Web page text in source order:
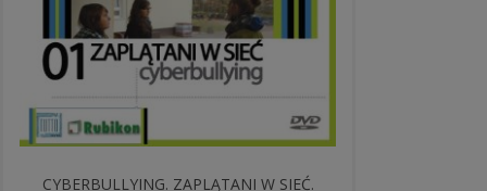
CYBERBULLYING. ZAPLĄTANI W SIEĆ.